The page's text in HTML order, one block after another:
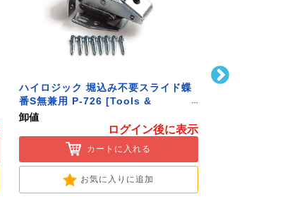
ハイロジック 堀込み不要スライド蝶
番S無兼用 P-726 [Tools &
Hardware]
卸値
ログイン後に表示
カートに入れる
お気に入りに追加